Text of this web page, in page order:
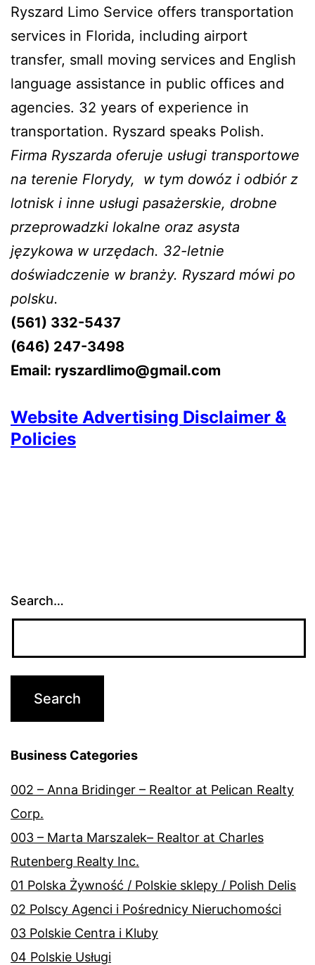
Ryszard Limo Service offers transportation
services in Florida, including airport
transfer, small moving services and English
language assistance in public offices and
agencies. 32 years of experience in
transportation. Ryszard speaks Polish.
Firma Ryszarda oferuje usługi transportowe
na terenie Florydy, w tym dowóz i odbiór z
lotnisk i inne usługi pasażerskie, drobne
przeprowadzki lokalne oraz asysta
językowa w urzędach. 32-letnie
doświadczenie w branży. Ryszard mówi po
polsku.
(561) 332-5437
(646) 247-3498
Email: ryszardlimo@gmail.com
Website Advertising Disclaimer &
Policies
Search…
Business Categories
002 – Anna Bridinger – Realtor at Pelican Realty
Corp.
003 – Marta Marszalek– Realtor at Charles
Rutenberg Realty Inc.
01 Polska Żywność / Polskie sklepy / Polish Delis
02 Polscy Agenci i Pośrednicy Nieruchomości
03 Polskie Centra i Kluby
04 Polskie Usługi